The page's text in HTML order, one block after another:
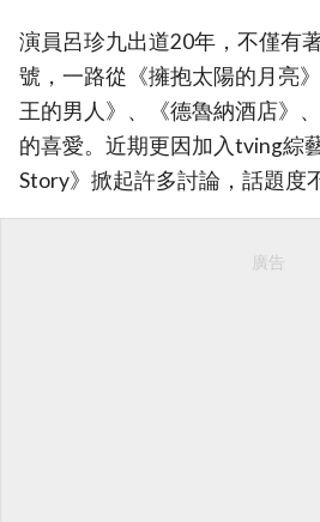
演員呂珍九出道20年，不僅有
號，一路從《擁抱太陽的月亮
王的男人》、《德魯納酒店》
的喜愛。近期更因加入tving綜
Story》掀起許多討論，話題度
廣告